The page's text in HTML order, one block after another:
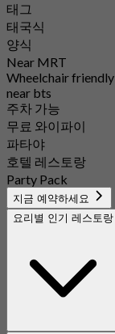
태그
태국식
양식
Near MRT
Wheelchair friendly
near bts
주차 가능
무료 와이파이
파타야
호텔 레스토랑
Party Pack
지금 예약하세요
요리별 인기 레스토랑